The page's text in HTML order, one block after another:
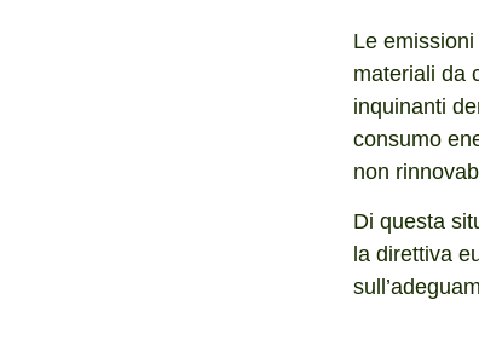
Le
materiali da
inquinanti
consumo
non
Di questa
la direttiva